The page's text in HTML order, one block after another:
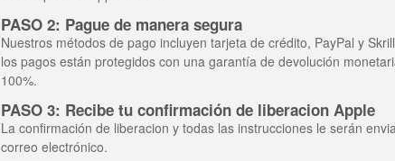
PASO 2: Pague de manera segura
Nuestros métodos de pago incluyen tarjeta de crédito, PayPal y
los pagos están protegidos con una garantía de devolución
100%.
PASO 3: Recibe tu confirmación de liberacion Apple
La confirmación de liberacion y todas las instrucciones le serán
correo electrónico.